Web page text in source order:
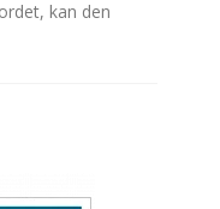
kan den